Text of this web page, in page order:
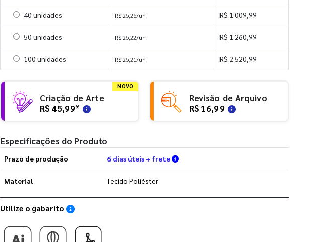
Selecionar 40 unidades
40 unidades R$ 25,25/un R$ 1.009,99
Selecionar 50 unidades
50 unidades R$ 25,22/un R$ 1.260,99
Selecionar 100 unidades
100 unidades R$ 25,21/un R$ 2.520,99
NOVO
Criação de Arte
R$ 45,99*
Revisão de Arquivo
R$ 16,99
Especificações do Produto
Prazo de produção 6 dias úteis + frete Verifique as condições de entrega
Material Tecido Poliéster
Utilize o gabarito Saiba como utilizar os nossos gabaritos